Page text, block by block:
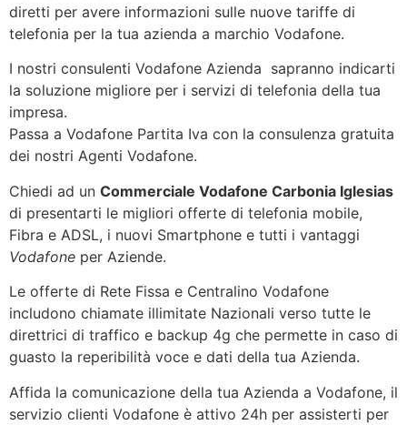
diretti per avere informazioni sulle nuove tariffe di
telefonia per la tua azienda a marchio Vodafone.
I nostri consulenti Vodafone Azienda sapranno indicarti
la soluzione migliore per i servizi di telefonia della tua
impresa.
Passa a Vodafone Partita Iva con la consulenza gratuita
dei nostri Agenti Vodafone.
Chiedi ad un Commerciale Vodafone Carbonia Iglesias
di presentarti le migliori offerte di telefonia mobile,
Fibra e ADSL, i nuovi Smartphone e tutti i vantaggi
Vodafone per Aziende.
Le offerte di Rete Fissa e Centralino Vodafone
includono chiamate illimitate Nazionali verso tutte le
direttrici di traffico e backup 4g che permette in caso di
guasto la reperibilità voce e dati della tua Azienda.
Affida la comunicazione della tua Azienda a Vodafone, il
servizio clienti Vodafone è attivo 24h per assisterti per